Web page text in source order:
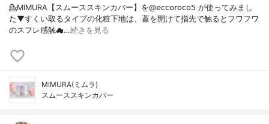
💁MIMURA【スムーススキンカバー】を@𝖾𝖼𝖼𝗈𝗋𝗈𝖼𝗈𝟧 が使ってみまし
た⁡⁡▼⁡すくい取るタイプの化粧下地は、蓋を開けて指先で触るとフワフワ
のスフレ感触☁…続きを見る
MIMURA(ミムラ)
スムーススキンカバー